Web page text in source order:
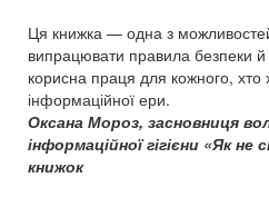
Ця книжка — одна з можливостей
випрацювати правила безпеки й
корисна праця для кожного, хто
інформаційної ери.
Оксана Мороз, засновниця
інформаційної гігієни «Як
книжок